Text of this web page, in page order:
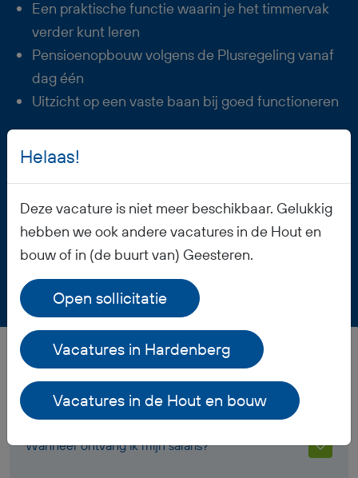
Een praktische functie waarin je het timmervak
verder kunt leren
Pensioenopbouw volgens de Plusregeling vanaf
dag één
Uitzicht op een vaste baan bij goed functioneren
Vacature opslaan
Veelgestelde vragen
Wanneer ontvang ik mijn salaris?
Helaas!
Deze vacature is niet meer beschikbaar. Gelukkig
hebben we ook andere vacatures in de Hout en
bouw of in (de buurt van) Geesteren.
Open sollicitatie
Vacatures in Hardenberg
Vacatures in de Hout en bouw